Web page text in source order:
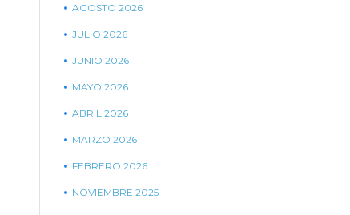
AGOSTO 2026
JULIO 2026
JUNIO 2026
MAYO 2026
ABRIL 2026
MARZO 2026
FEBRERO 2026
NOVIEMBRE 2025